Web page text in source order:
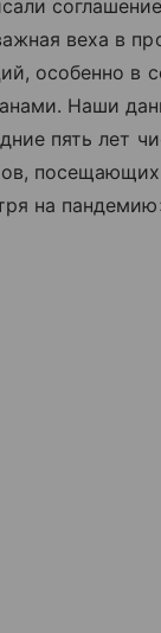
веха в
особенно в
Наши
пять лет
на